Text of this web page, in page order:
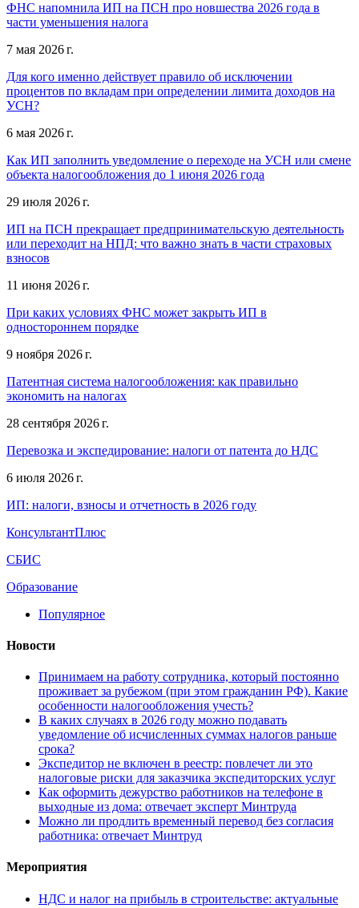
ФНС напомнила ИП на ПСН про новшества 2026 года в
части уменьшения налога
7 мая 2026 г.
Для кого именно действует правило об исключении
процентов по вкладам при определении лимита доходов на
УСН?
6 мая 2026 г.
Как ИП заполнить уведомление о переходе на УСН или смене
объекта налогообложения до 1 июня 2026 года
29 июля 2026 г.
ИП на ПСН прекращает предпринимательскую деятельность
или переходит на НПД: что важно знать в части страховых
взносов
11 июня 2026 г.
При каких условиях ФНС может закрыть ИП в
одностороннем порядке
9 ноября 2026 г.
Патентная система налогообложения: как правильно
экономить на налогах
28 сентября 2026 г.
Перевозка и экспедирование: налоги от патента до НДС
6 июля 2026 г.
ИП: налоги, взносы и отчетность в 2026 году
КонсультантПлюс
СБИС
Образование
Популярное
Новости
Принимаем на работу сотрудника, который постоянно
проживает за рубежом (при этом гражданин РФ). Какие
особенности налогообложения учесть?
В каких случаях в 2026 году можно подавать
уведомление об исчисленных суммах налогов раньше
срока?
Экспедитор не включен в реестр: повлечет ли это
налоговые риски для заказчика экспедиторских услуг
Как оформить дежурство работников на телефоне в
выходные из дома: отвечает эксперт Минтруда
Можно ли продлить временный перевод без согласия
работника: отвечает Минтруд
Мероприятия
НДС и налог на прибыль в строительстве: актуальные